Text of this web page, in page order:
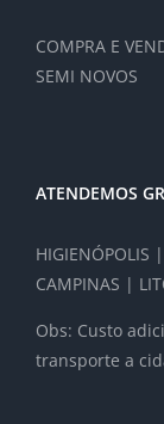
COMPRA E
SEMI NOVOS
ATENDEMOS
HIGIENÓPOLIS
CAMPINAS |
Obs: Custo
transporte a